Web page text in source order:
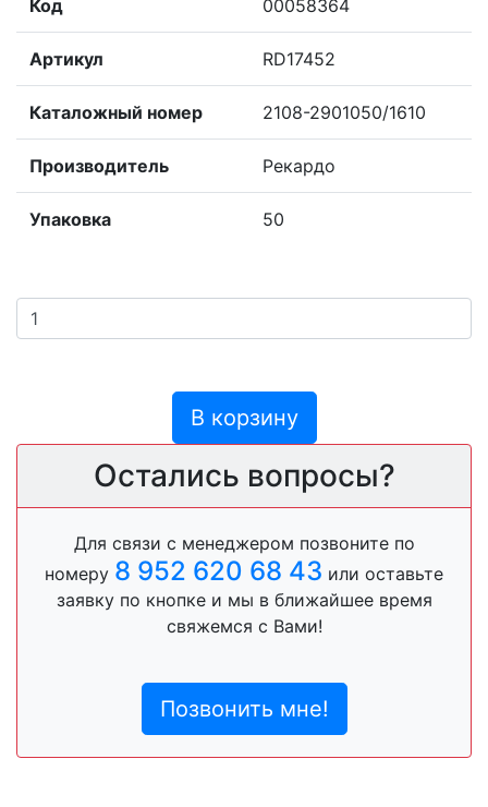
Код 00058364
Артикул RD17452
Каталожный номер 2108-2901050/1610
Производитель Рекардо
Упаковка 50
В корзину
Остались вопросы?
Для связи с менеджером позвоните по
номеру 8 952 620 68 43 или оставьте
заявку по кнопке и мы в ближайшее время
свяжемся с Вами!
Позвонить мне!